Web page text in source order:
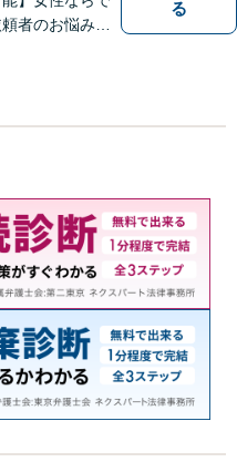
者のお悩みに
ざいました
る